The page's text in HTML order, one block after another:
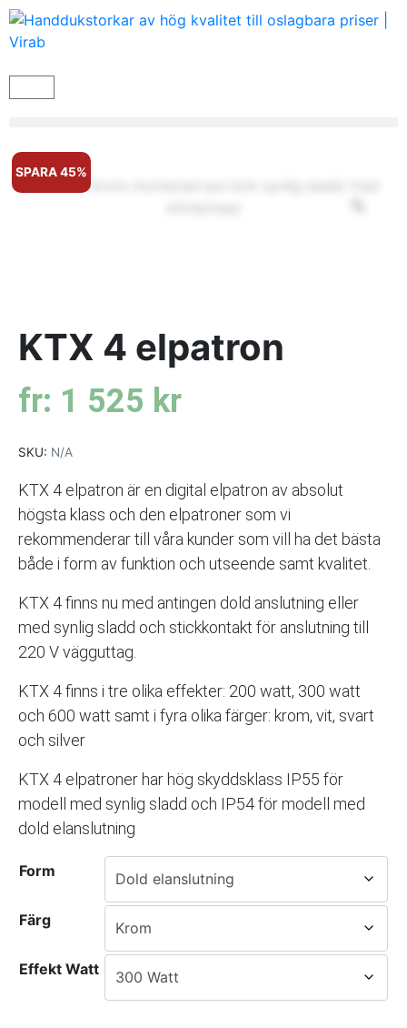
SPARA 45%
KTX 4 elpatron
fr: 1 525 kr
SKU: N/A
KTX 4 elpatron är en digital elpatron av absolut
högsta klass och den elpatroner som vi
rekommenderar till våra kunder som vill ha det bästa
både i form av funktion och utseende samt kvalitet.
KTX 4 finns nu med antingen dold anslutning eller
med synlig sladd och stickkontakt för anslutning till
220 V vägguttag.
KTX 4 finns i tre olika effekter: 200 watt, 300 watt
och 600 watt samt i fyra olika färger: krom, vit, svart
och silver
KTX 4 elpatroner har hög skyddsklass IP55 för
modell med synlig sladd och IP54 för modell med
dold elanslutning
Form
Färg
Effekt Watt